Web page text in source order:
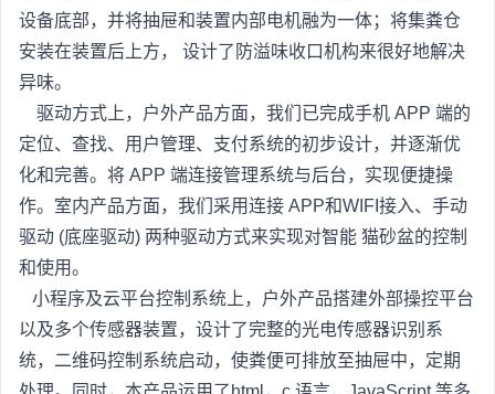
设备底部，并将抽屉和装置内部电机融为一体；将集粪仓
安装在装置后上方， 设计了防溢味收口机构来很好地解决
异味。
驱动方式上，户外产品方面，我们已完成手机 APP 端的
定位、查找、用户管理、支付系统的初步设计，并逐渐优
化和完善。将 APP 端连接管理系统与后台，实现便捷操
作。室内产品方面，我们采用连接 APP和WIFI接入、手动
驱动 (底座驱动) 两种驱动方式来实现对智能 猫砂盆的控制
和使用。
小程序及云平台控制系统上，户外产品搭建外部操控平台
以及多个传感器装置，设计了完整的光电传感器识别系
统，二维码控制系统启动，使粪便可排放至抽屉中，定期